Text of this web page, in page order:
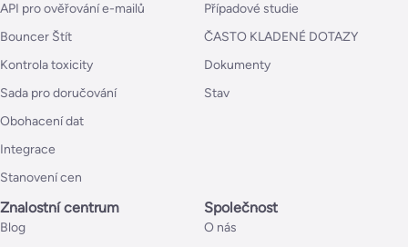
API pro ověřování e-mailů
Bouncer Štít
Kontrola toxicity
Sada pro doručování
Obohacení dat
Integrace
Stanovení cen
Případové studie
ČASTO KLADENÉ DOTAZY
Dokumenty
Stav
Znalostní centrum
Blog
Společnost
O nás